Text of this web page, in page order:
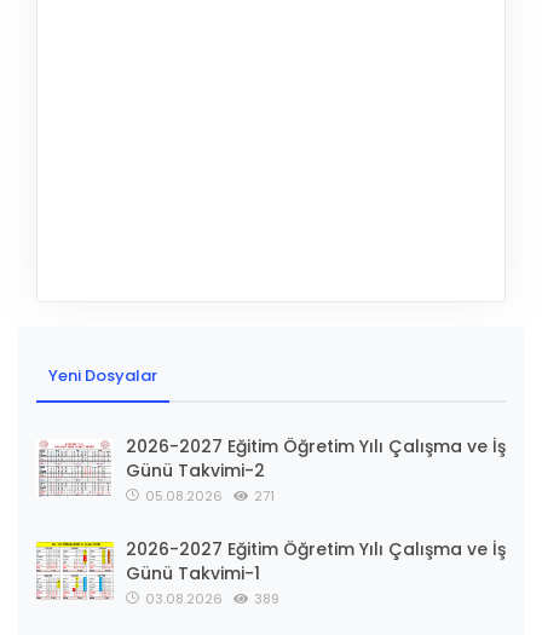
Yeni Dosyalar
2026-2027 Eğitim Öğretim Yılı Çalışma ve İş
Günü Takvimi-2
05.08.2026 271
2026-2027 Eğitim Öğretim Yılı Çalışma ve İş
Günü Takvimi-1
03.08.2026 389